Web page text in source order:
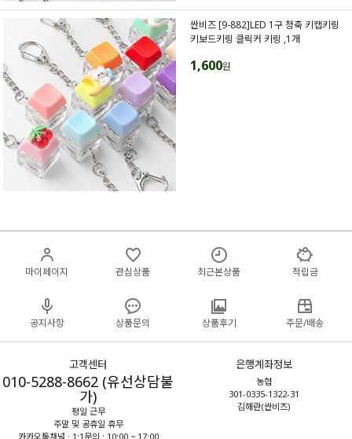
싼비즈 [9-882]LED 1구 청축 키캡키링
키보드키링 클릭커 키링 ,1개
1,600원
마이페이지 관심상품 최근본상품 적립금
공지사항 상품문의 상품후기 주문/배송
고객센터
010-5288-8662 (유선상담불
가)
평일 근무
주말 및 공휴일 휴무
카카오톡채널 · 1:1문의 : 10:00 ~ 17:00
은행계좌정보
농협
301-0335-1322-31
김해란(싼비즈)